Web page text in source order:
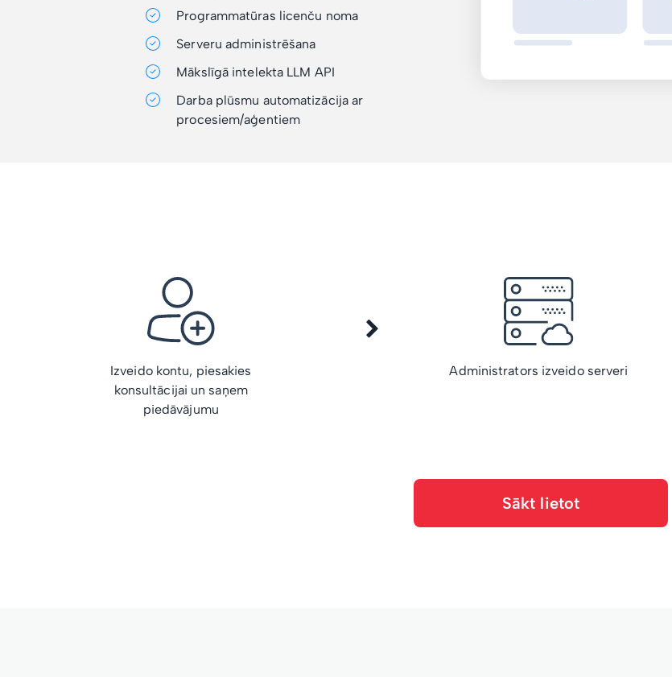
Programmatūras licenču noma
Serveru administrēšana
Mākslīgā intelekta LLM API
Darba plūsmu automatizācija ar
procesiem/aģentiem
Izveido kontu, piesakies
konsultācijai un saņem
piedāvājumu
Administrators izveido serveri
Sākt lietot